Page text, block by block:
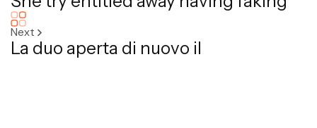
Next
La duo aperta di nuovo il